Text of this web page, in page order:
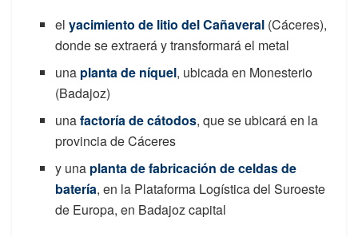
elyacimiento de litio del Cañaveral (Cáceres),
donde se extraerá y transformará el metal
una planta de níquel, ubicada en Monesterio
(Badajoz)
unafactoría de cátodos, que se ubicará en la
provincia de Cáceres
y una planta de fabricación de celdas de
batería, en la Plataforma Logística del Suroeste
de Europa, en Badajoz capital